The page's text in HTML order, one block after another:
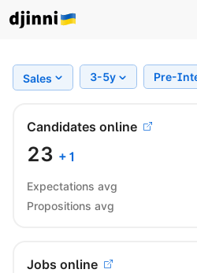
Sales 3-5y Pre-
Candidates online
23 + 1
Expectations avg
Propositions avg
Jobs online